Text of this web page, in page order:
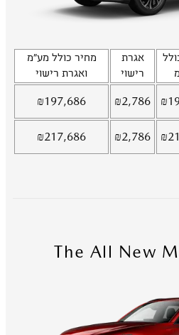
אגרת
רישוי
מחיר כולל מע"מ
ואגרת רישוי
₪
₪2,786
₪197,686
₪
₪2,786
₪ 217,686
The All New